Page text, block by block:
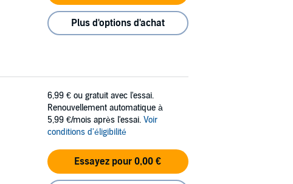
Plus d'options d'achat
6,99 € ou gratuit avec l'essai.
Renouvellement automatique à
5,99 €/mois après l'essai. Voir
conditions d'éligibilité
Essayez pour 0,00 €